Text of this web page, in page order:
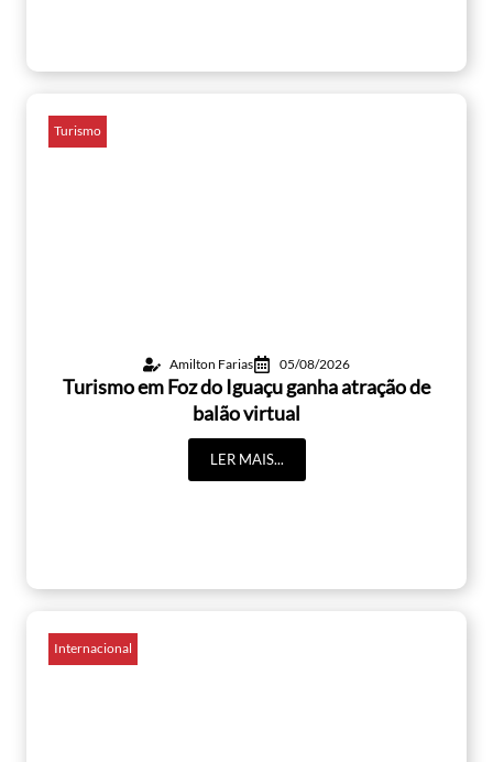
Turismo
Amilton Farias 05/08/2026
Turismo em Foz do Iguaçu ganha atração de
balão virtual
LER MAIS...
Internacional